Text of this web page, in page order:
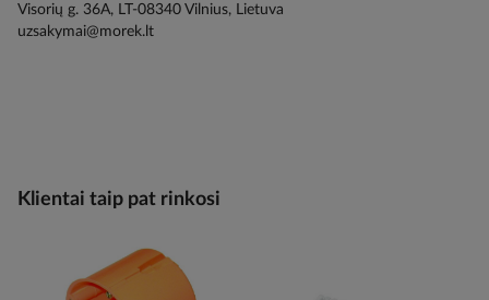
Visorių g. 36A, LT-08340 Vilnius, Lietuva
uzsakymai@morek.lt
Klientai taip pat rinkosi